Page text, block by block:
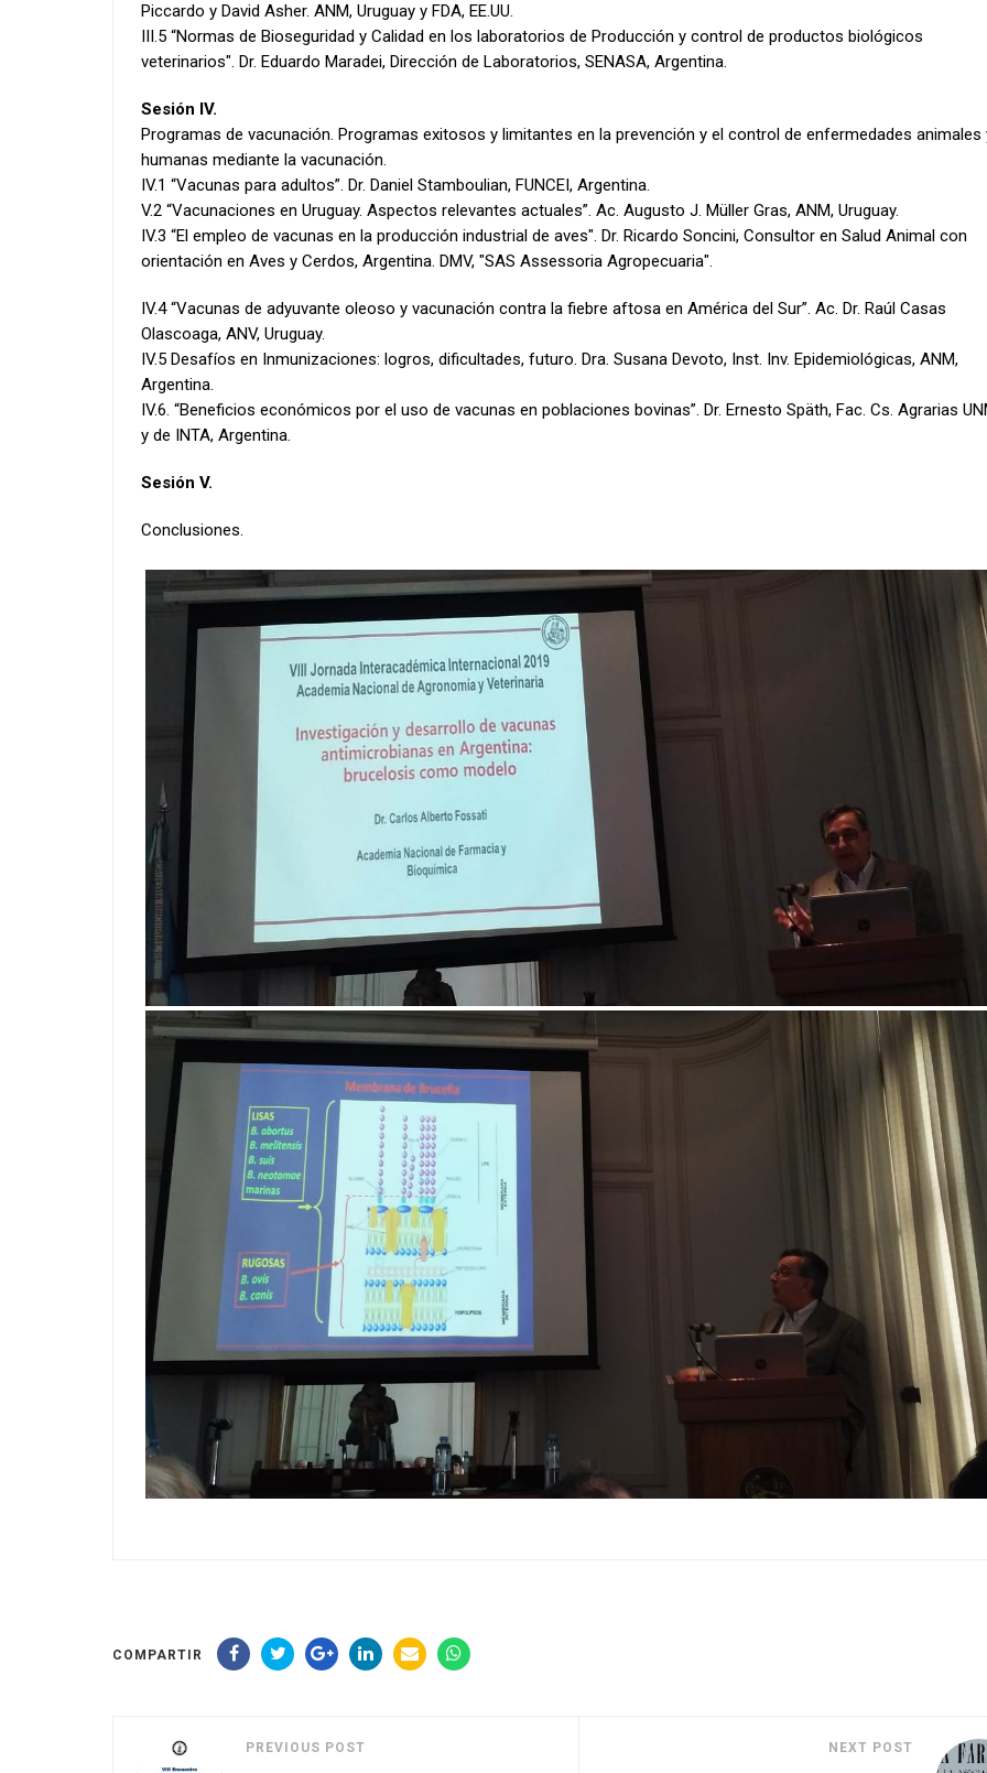
Piccardo y David Asher. ANM, Uruguay y FDA, EE.UU.
III.5 “Normas de Bioseguridad y Calidad en los laboratorios de Producción y control de productos biológicos
veterinarios". Dr. Eduardo Maradei, Dirección de Laboratorios, SENASA, Argentina.
Sesión IV.
Programas de vacunación. Programas exitosos y limitantes en la prevención y el control de enfermedades animales
humanas mediante la vacunación.
IV.1 “Vacunas para adultos”. Dr. Daniel Stamboulian, FUNCEI, Argentina.
V.2 “Vacunaciones en Uruguay. Aspectos relevantes actuales”. Ac. Augusto J. Müller Gras, ANM, Uruguay.
IV.3 “El empleo de vacunas en la producción industrial de aves". Dr. Ricardo Soncini, Consultor en Salud Animal con
orientación en Aves y Cerdos, Argentina. DMV, "SAS Assessoria Agropecuaria".
IV.4 “Vacunas de adyuvante oleoso y vacunación contra la fiebre aftosa en América del Sur”. Ac. Dr. Raúl Casas
Olascoaga, ANV, Uruguay.
IV.5 Desafíos en Inmunizaciones: logros, dificultades, futuro. Dra. Susana Devoto, Inst. Inv. Epidemiológicas, ANM,
Argentina.
IV.6. “Beneficios económicos por el uso de vacunas en poblaciones bovinas”. Dr. Ernesto Späth, Fac. Cs. Agrarias
y de INTA, Argentina.
Sesión V.
Conclusiones.
COMPARTIR
PREVIOUS POST NEXT POST